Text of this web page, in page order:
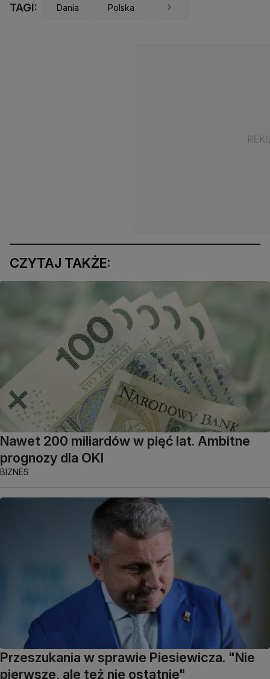
TAGI: Dania Polska
CZYTAJ TAKŻE:
Nawet 200 miliardów w pięć lat. Ambitne
prognozy dla OKI
BIZNES
Przeszukania w sprawie Piesiewicza. "Nie
pierwsze, ale też nie ostatnie"